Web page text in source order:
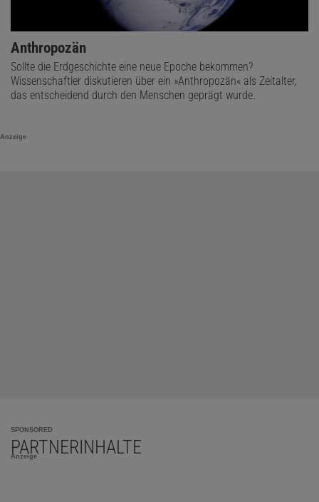
Anthropozän
Sollte die Erdgeschichte eine neue Epoche bekommen?
Wissenschaftler diskutieren über ein »Anthropozän« als Zeitalter,
das entscheidend durch den Menschen geprägt wurde.
Anzeige
SPONSORED
PARTNERINHALTE
Anzeige